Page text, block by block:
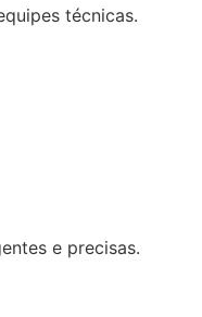
técnicas.
e precisas.